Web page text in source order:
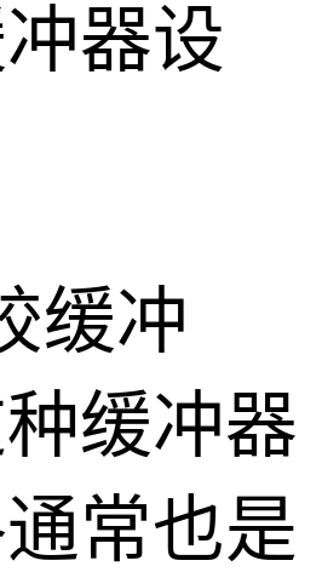
器设
缓冲
缓冲器
常也是